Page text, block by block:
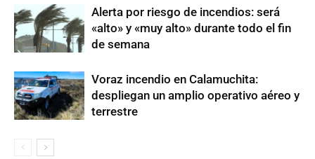
Alerta por riesgo de incendios: será
«alto» y «muy alto» durante todo el fin
de semana
Voraz incendio en Calamuchita:
despliegan un amplio operativo aéreo y
terrestre